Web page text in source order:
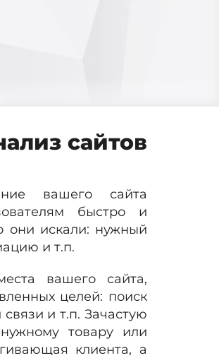
сайтов
вашего сайта
быстро и
они искали: нужный
и т.п.
вашего сайта,
целей: поиск
и т.п. Зачастую
товару или
клиента, а